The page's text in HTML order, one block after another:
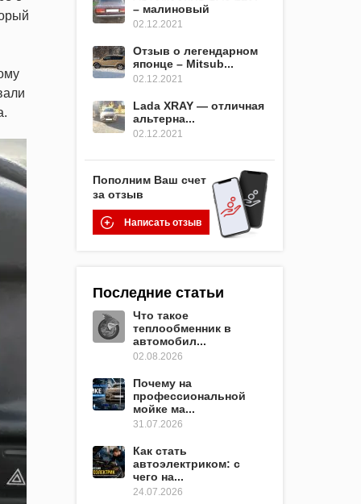
– малиновый
02.12.2021
Отзыв о легендарном
японце – Mitsub...
02.12.2021
Lada XRAY — отличная
альтерна...
02.12.2021
Пополним Ваш счет
за отзыв
Написать отзыв
Последние статьи
Что такое
теплообменник в
автомобил...
02.08.2026
Почему на
профессиональной
мойке ма...
31.07.2026
Как стать
автоэлектриком: с
чего на...
24.07.2026